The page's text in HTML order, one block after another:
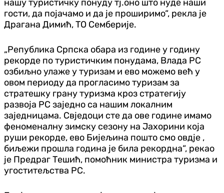
нашу туристичку понуду тј.оно што нуде наши
гости, да појачамо и да је проширимо“, рекла је
Драгана Димић, ТО Семберије.
„Република Српска обара из године у годину
рекорде по туристичким понудама, Влада РС
озбиљно улаже у туризам и ево можемо већ у
овом периоду да прогласимо туризам за
стратешку грану туризма кроз стратегију
развоја РС заједно са нашим локалним
заједницама. Свједоци сте да ове године имамо
феноменалну зимску сезону на Јахорини која
руши рекорде, ево Бијељина пошто смо овдје ,
биљежи прошла година је била рекордна“, рекао
је Предраг Тешић, помоћник министра туризма и
угоститељства РС.